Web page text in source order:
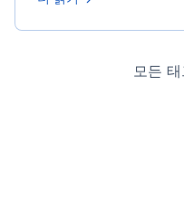
모든 태